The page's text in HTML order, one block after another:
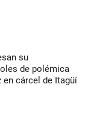
su
de polémica
en cárcel de Itagüí